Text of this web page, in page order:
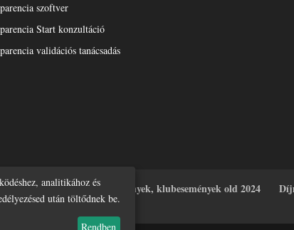
szoftver
Start konzultáció
validációs tanácsadás
Rólunk Rendezvények, klubesemények old 2024
analitikához és
után töltődnek be.
Rendben